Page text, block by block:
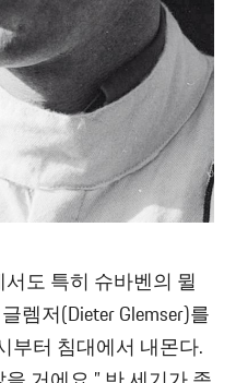
도 특히 슈바벤의 뮐
렘저(Dieter Glemser)를
부터 침대에서 내몬다.